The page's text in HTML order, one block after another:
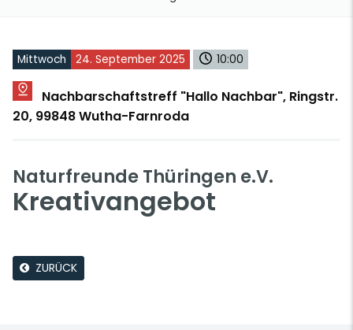
Mittwoch 24. September 2025 10:00
Nachbarschaftstreff "Hallo Nachbar", Ringstr.
20, 99848 Wutha-Farnroda
Naturfreunde Thüringen e.V.
Kreativangebot
ZURÜCK